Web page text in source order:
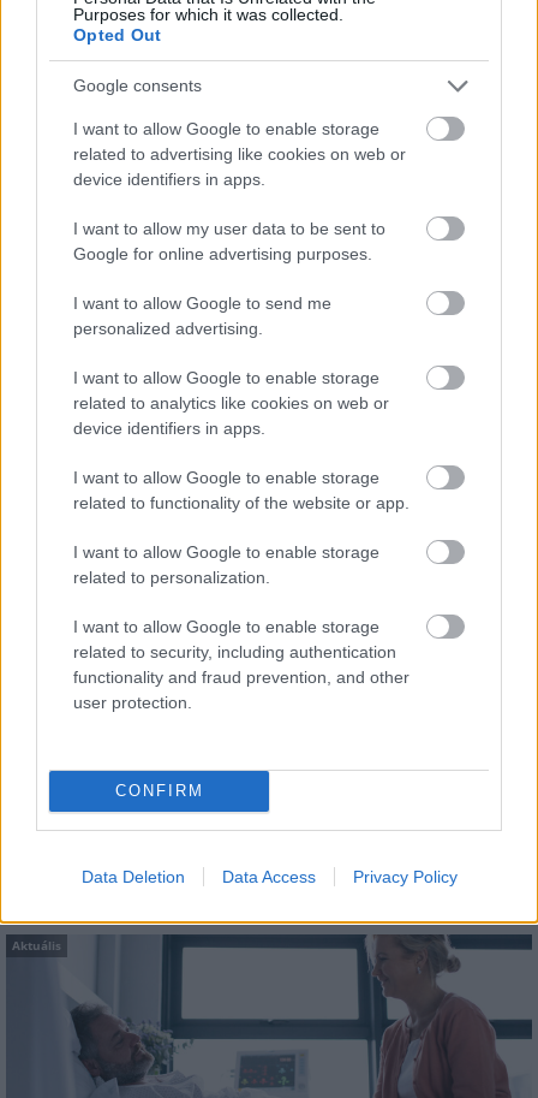
Purposes for which it was collected.
Opted Out
Google consents
I want to allow Google to enable storage
related to advertising like cookies on web or
device identifiers in apps.
I want to allow my user data to be sent to
Google for online advertising purposes.
I want to allow Google to send me
personalized advertising.
I want to allow Google to enable storage
related to analytics like cookies on web or
device identifiers in apps.
I want to allow Google to enable storage
related to functionality of the website or app.
I want to allow Google to enable storage
related to personalization.
I want to allow Google to enable storage
related to security, including authentication
functionality and fraud prevention, and other
user protection.
CONFIRM
Data Deletion Data Access Privacy Policy
Elkészült a Liszt Ferenc repülőtér
közelében lévő logisztikai bázis út- és
Látlelet a hazai víziközművekről?
Egyetlen, fél évszázados vezetéken
múlt Bicske vízellátása
Épített öröksége megújításával is készül
Mohács a csata ötszázadik
AJÁNLJUK MÉG
Nagy igazolás - Sokszoros bajnok érkezik a
Fehérvárhoz
Aktuális